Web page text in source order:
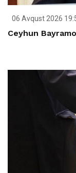
06 Avqust 2026
Ceyhun